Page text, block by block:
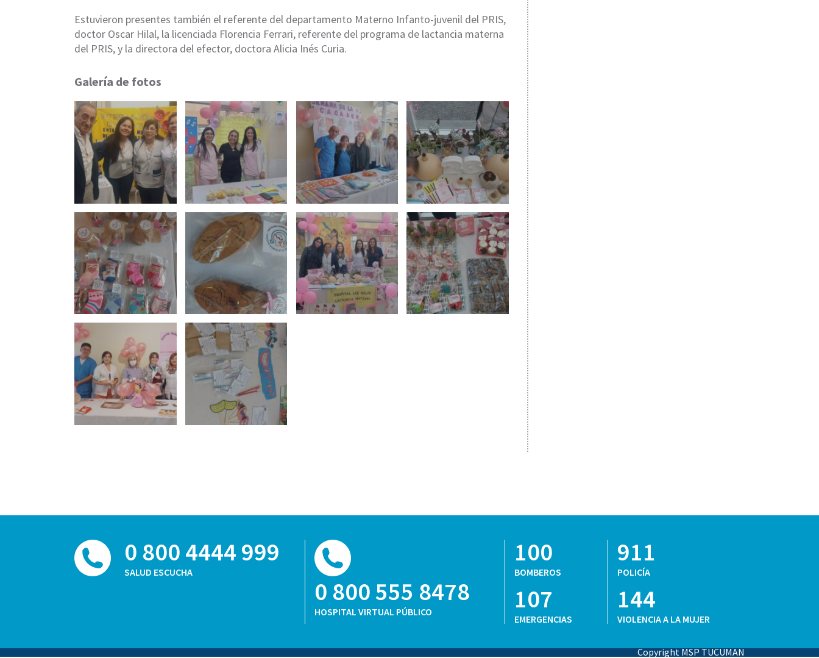
Estuvieron presentes también el referente del departamento Materno Infanto-juvenil del PRIS,
doctor Oscar Hilal, la licenciada Florencia Ferrari, referente del programa de lactancia materna
del PRIS, y la directora del efector, doctora Alicia Inés Curia.
Galería de fotos
0 800 4444 999
SALUD ESCUCHA
0 800 555 8478
HOSPITAL VIRTUAL PÚBLICO
100
BOMBEROS
107
EMERGENCIAS
911
POLICÍA
144
VIOLENCIA A LA MUJER
Copyright MSP TUCUMAN